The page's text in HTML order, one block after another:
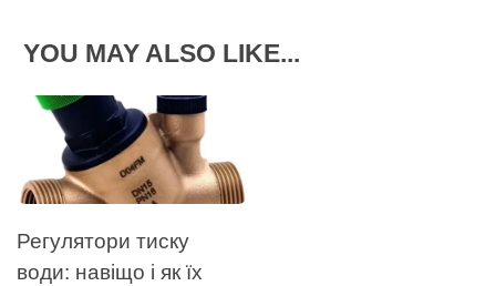
YOU MAY ALSO LIKE...
Регулятори тиску
води: навіщо і як їх